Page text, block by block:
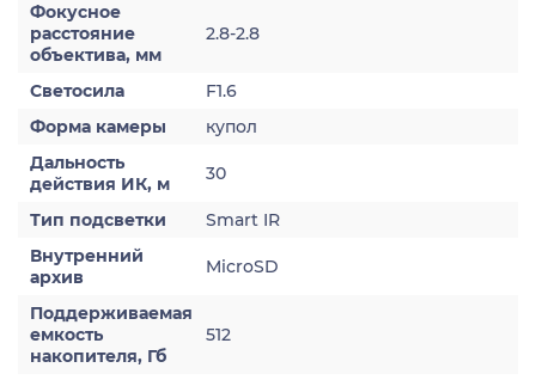
Фокусное
расстояние
объектива, мм
2.8-2.8
Светосила
F1.6
Форма камеры
купол
Дальность
действия ИК, м
30
Тип подсветки
Smart IR
Внутренний
архив
MicroSD
Поддерживаемая
емкость
накопителя, Гб
512